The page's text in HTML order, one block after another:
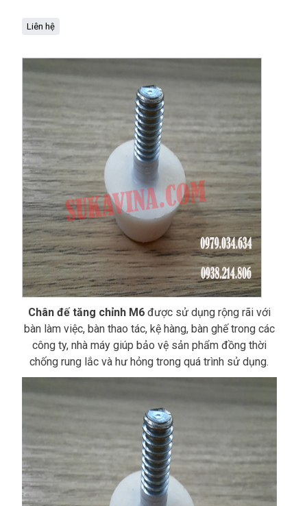
Liên hệ
Chân đế tăng chỉnh M6được sử dụng rộng rãi với
bàn làm việc, bàn thao tác, kệ hàng, bàn ghế trong các
công ty, nhà máy giúp bảo vệ sản phẩm đồng thời
chống rung lắc và hư hỏng trong quá trình sử dụng.